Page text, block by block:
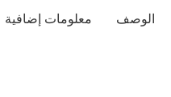
الوصف معلومات إضافية